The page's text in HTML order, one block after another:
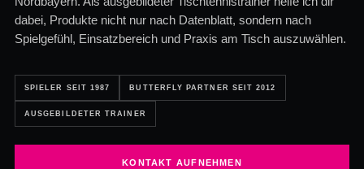
dabei, Produkte nicht nur nach Datenblatt, sondern nach
Spielgefühl, Einsatzbereich und Praxis am Tisch auszuwählen.
SPIELER SEIT 1987 BUTTERFLY PARTNER SEIT 2012
AUSGEBILDETER TRAINER
KONTAKT AUFNEHMEN